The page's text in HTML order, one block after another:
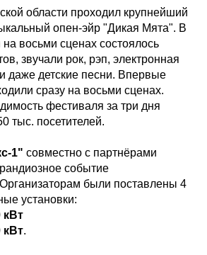
области проходил крупнейший
опен-эйр "Дикая Мята". В
на восьми сценах состоялось
звучали рок, рэп, электронная
даже детские песни. Впервые
сразу на восьми сценах.
фестиваля за три дня
тыс. посетителей.
1" совместно с партнёрами
событие
были поставлены 4
установки:
кВт
кВт.